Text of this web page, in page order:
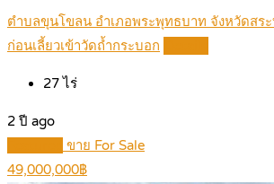
ตำบลขุนโขลน อำเภอพระพุทธบาท จังหวัดสร
ก่อนเลี้ยวเข้าวัดถ้ำกระบอก
27ไร่
2 ปี ago
ขาย For Sale
49,000,000฿